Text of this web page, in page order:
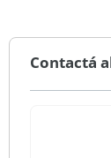
Contactá